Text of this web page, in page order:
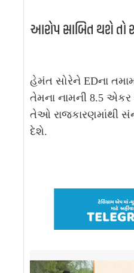
આરોપ સાબિત થશે તો
હેમંત સોરેને EDના
તેમના નામની 8.5
તેઓ રાજકારણમાંથી
દેશે.